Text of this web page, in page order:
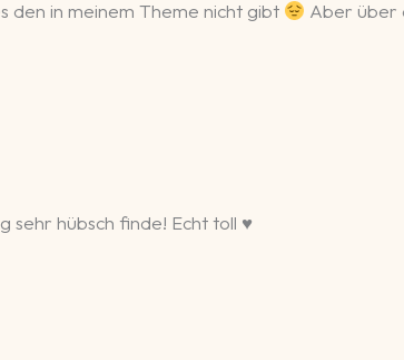
den in meinem Theme nicht gibt
Aber über
sehr hübsch finde! Echt toll ♥️